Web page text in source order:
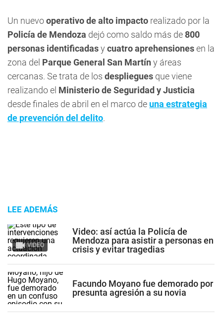
Un nuevooperativo de alto impacto realizado por la
Policía de Mendoza dejó como saldo más de800
personas identificadasy cuatro aprehensionesen la
zona del Parque General San Martín y áreas
cercanas. Se trata de los despliegues que viene
realizando el Ministerio de Seguridad y Justicia
desde finales de abril en el marco de una estrategia
de prevención del delito.
LEE ADEMÁS
VIDEO
Video: así actúa la Policía de
Mendoza para asistir a personas en
crisis y evitar tragedias
Facundo Moyano fue demorado por
presunta agresión a su novia